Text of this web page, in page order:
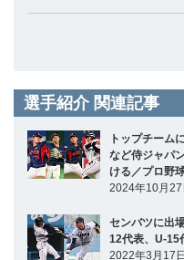
選手紹介 関連記事
トップチーム
など侍ジャパ
ける／プロ野
2024年10月27
センバツに出
12代表、U-15
2022年3月17日